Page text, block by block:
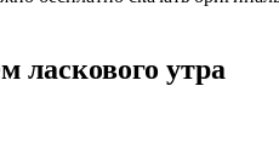
ласкового утра